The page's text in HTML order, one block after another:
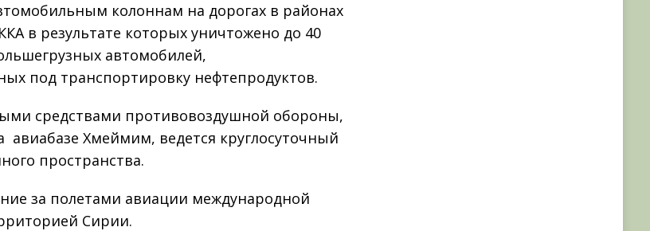
колоннам на дорогах в районах
в результате которых уничтожено до 40
автомобилей,
под транспортировку нефтепродуктов.
средствами противовоздушной обороны,
авиабазе Хмеймим, ведется круглосуточный
пространства.
за полетами авиации международной
Сирии.